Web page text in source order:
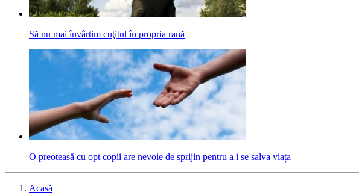
Să nu mai învârtim cuţitul în propria rană
O preoteasă cu opt copii are nevoie de sprijin pentru a i se salva viața
Acasă